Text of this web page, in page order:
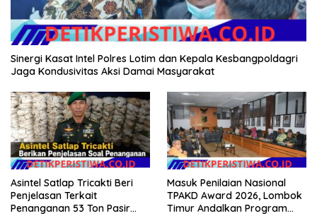
Sinergi Kasat Intel Polres Lotim dan Kepala Kesbangpoldagri
Jaga Kondusivitas Aksi Damai Masyarakat
Asintel Satlap Tricakti Beri
Penjelasan Terkait
Penanganan 53 Ton Pasir
Masuk Penilaian Nasional
TPAKD Award 2026, Lombok
Timur Andalkan Program